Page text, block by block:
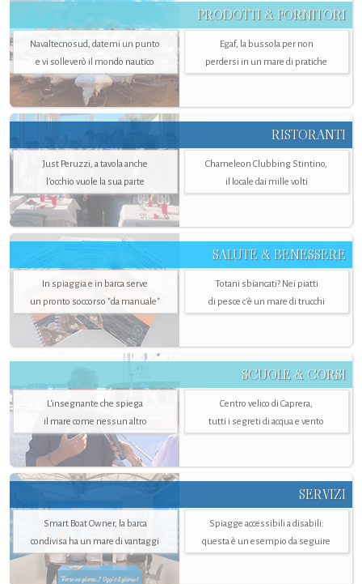
PRODOTTI & FORNITORI
Navaltecnosud, datemi un punto
e vi solleverò il mondo nautico
Egaf, la bussola per non
perdersi in un mare di pratiche
RISTORANTI
Just Peruzzi, a tavola anche
l’occhio vuole la sua parte
Chameleon Clubbing Stintino,
il locale dai mille volti
SALUTE & BENESSERE
In spiaggia e in barca serve
un pronto soccorso "da manuale"
Totani sbiancati? Nei piatti
di pesce c'è un mare di trucchi
SCUOLE & CORSI
L'insegnante che spiega
il mare come nessun altro
Centro velico di Caprera,
tutti i segreti di acqua e vento
SERVIZI
Smart Boat Owner, la barca
condivisa ha un mare di vantaggi
Spiagge accessibili a disabili:
questa è un esempio da seguire